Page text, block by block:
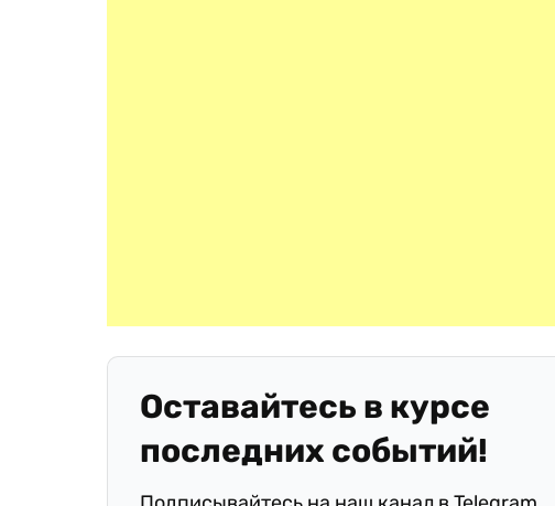
Оставайтесь в курсе
последних событий!